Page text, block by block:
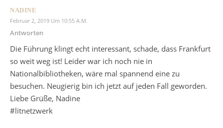
NADINE
Februar 2, 2019 Um 10:55 A.m.
Antworten
Die Führung klingt echt interessant, schade, dass Frankfurt
so weit weg ist! Leider war ich noch nie in
Nationalbibliotheken, wäre mal spannend eine zu
besuchen. Neugierig bin ich jetzt auf jeden Fall geworden.
Liebe Grüße, Nadine
#litnetzwerk